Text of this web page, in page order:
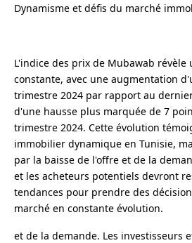
Dynamisme et défis du marché
L'indice des prix de Mubawab révèle
constante, avec une augmentation
trimestre 2024 par rapport au
d'une hausse plus marquée de 7
trimestre 2024. Cette évolution
immobilier dynamique en Tunisie,
par la baisse de l'offre et de la
et les acheteurs potentiels devront
tendances pour prendre des
marché en constante évolution.
et de la demande. Les investisseurs